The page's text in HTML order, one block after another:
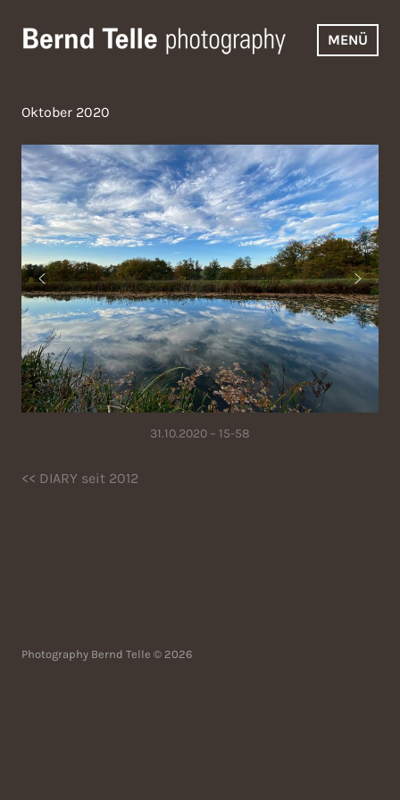
Inhalt
springen
MENÜ
Oktober 2020
31.10.2020 – 15-58
<< DIARY seit 2012
Photography Bernd Telle © 2026